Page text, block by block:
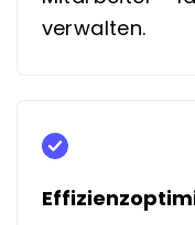
verwalten.